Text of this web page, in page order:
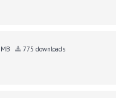
775 downloads